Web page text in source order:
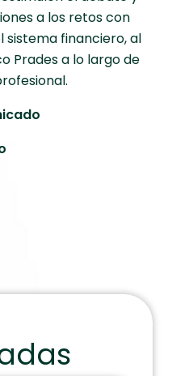
a los retos con
sistema financiero, al
Prades a lo largo de